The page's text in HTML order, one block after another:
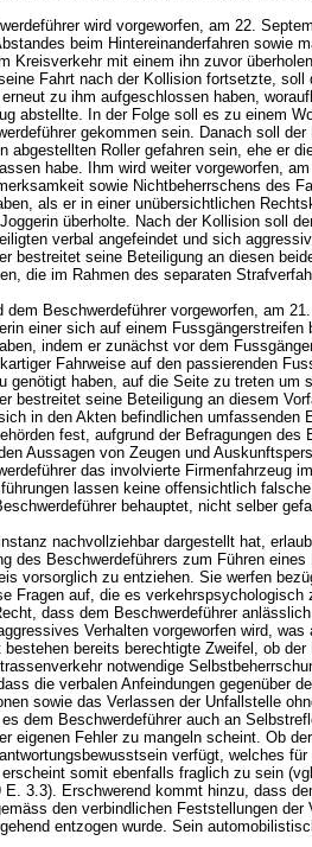
wird vorgeworfen, am 22.
beim Hintereinanderfahren sowie
Kreisverkehr mit einem ihn zuvor
Fahrt nach der Kollision fortsetzte, soll
erneut zu ihm aufgeschlossen haben,
abstellte. In der Folge soll es zu einem
gekommen sein. Danach soll
abgestellten Roller gefahren sein, ehe er
habe. Ihm wird weiter vorgeworfen,
sowie Nichtbeherrschens des
als er in einer unübersichtlichen
überholte. Nach der Kollision soll
verbal angefeindet und sich
bestreitet seine Beteiligung an diesen
die im Rahmen des separaten
dem Beschwerdeführer vorgeworfen, am
einer sich auf einem
indem er zunächst vor dem
Fahrweise auf den passierenden
genötigt haben, auf die Seite zu treten um
bestreitet seine Beteiligung an diesem
in den Akten befindlichen umfassenden
fest, aufgrund der Befragungen des
Aussagen von Zeugen und
das involvierte Firmenfahrzeug
lassen keine offensichtlich
behauptet, nicht selber
nachvollziehbar dargestellt hat,
des Beschwerdeführers zum Führen
vorsorglich zu entziehen. Sie werfen
Fragen auf, die es
dass dem Beschwerdeführer
Verhalten vorgeworfen wird,
bestehen bereits berechtigte Zweifel, ob
notwendige
die verbalen Anfeindungen gegenüber
sowie das Verlassen der Unfallstelle
dem Beschwerdeführer auch an
eigenen Fehler zu mangeln scheint. Ob
verfügt, welches
somit ebenfalls fraglich zu sein
E. 3.3). Erschwerend kommt hinzu, dass
den verbindlichen Feststellungen der
entzogen wurde. Sein